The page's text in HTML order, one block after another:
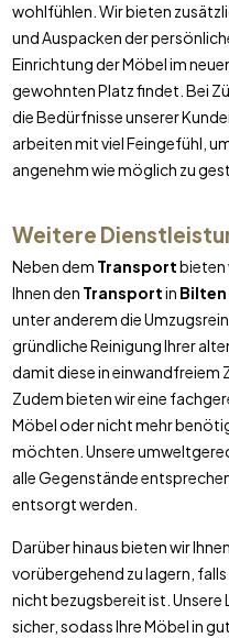
wohlfühlen. Wir bieten
und Auspacken der
Einrichtung der Möbel im
gewohnten Platz findet. Bei
die Bedürfnisse unserer
arbeiten mit viel Feingefühl,
angenehm wie möglich zu
Weitere
Neben dem Transportbieten
Ihnen den Transportin Bilten
unter anderem die
gründliche Reinigung Ihrer
damit diese in einwandfreiem
Zudem bieten wir eine
Möbel oder nicht mehr
möchten. Unsere
alle Gegenstände
entsorgt werden.
Darüber hinaus bieten wir
vorübergehend zu lagern, falls
nicht bezugsbereit ist. Unsere
sicher, sodass Ihre Möbel in